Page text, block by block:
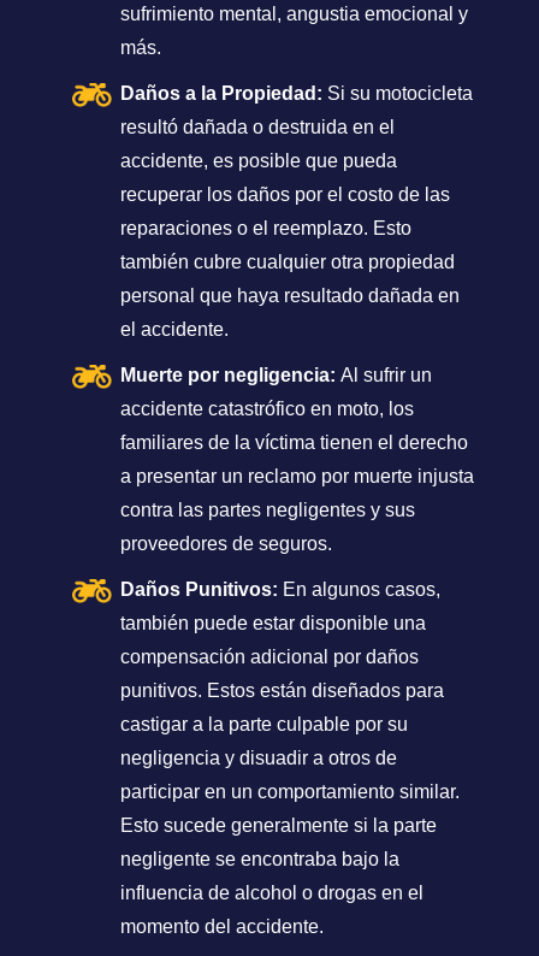
sufrimiento mental, angustia emocional y
más.
Daños a la Propiedad: Si su motocicleta
resultó dañada o destruida en el
accidente, es posible que pueda
recuperar los daños por el costo de las
reparaciones o el reemplazo. Esto
también cubre cualquier otra propiedad
personal que haya resultado dañada en
el accidente.
Muerte por negligencia: Al sufrir un
accidente catastrófico en moto, los
familiares de la víctima tienen el derecho
a presentar un reclamo por muerte injusta
contra las partes negligentes y sus
proveedores de seguros.
Daños Punitivos: En algunos casos,
también puede estar disponible una
compensación adicional por daños
punitivos. Estos están diseñados para
castigar a la parte culpable por su
negligencia y disuadir a otros de
participar en un comportamiento similar.
Esto sucede generalmente si la parte
negligente se encontraba bajo la
influencia de alcohol o drogas en el
momento del accidente.